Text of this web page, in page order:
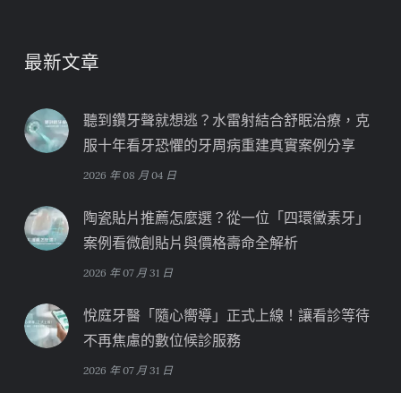
最新文章
聽到鑽牙聲就想逃？水雷射結合舒眠治療，克
服十年看牙恐懼的牙周病重建真實案例分享
2026 年 08 月 04 日
陶瓷貼片推薦怎麼選？從一位「四環黴素牙」
案例看微創貼片與價格壽命全解析
2026 年 07 月 31 日
悅庭牙醫「隨心嚮導」正式上線！讓看診等待
不再焦慮的數位候診服務
2026 年 07 月 31 日